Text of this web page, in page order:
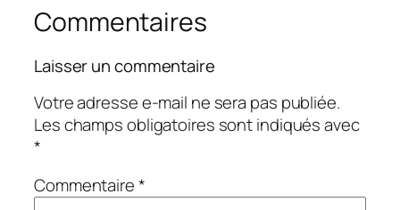
Commentaires
Laisser un commentaire
Votre adresse e-mail ne sera pas publiée.
Les champs obligatoires sont indiqués avec
*
Commentaire*